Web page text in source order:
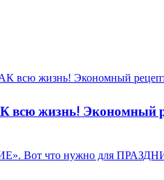
жизнь! Экономный